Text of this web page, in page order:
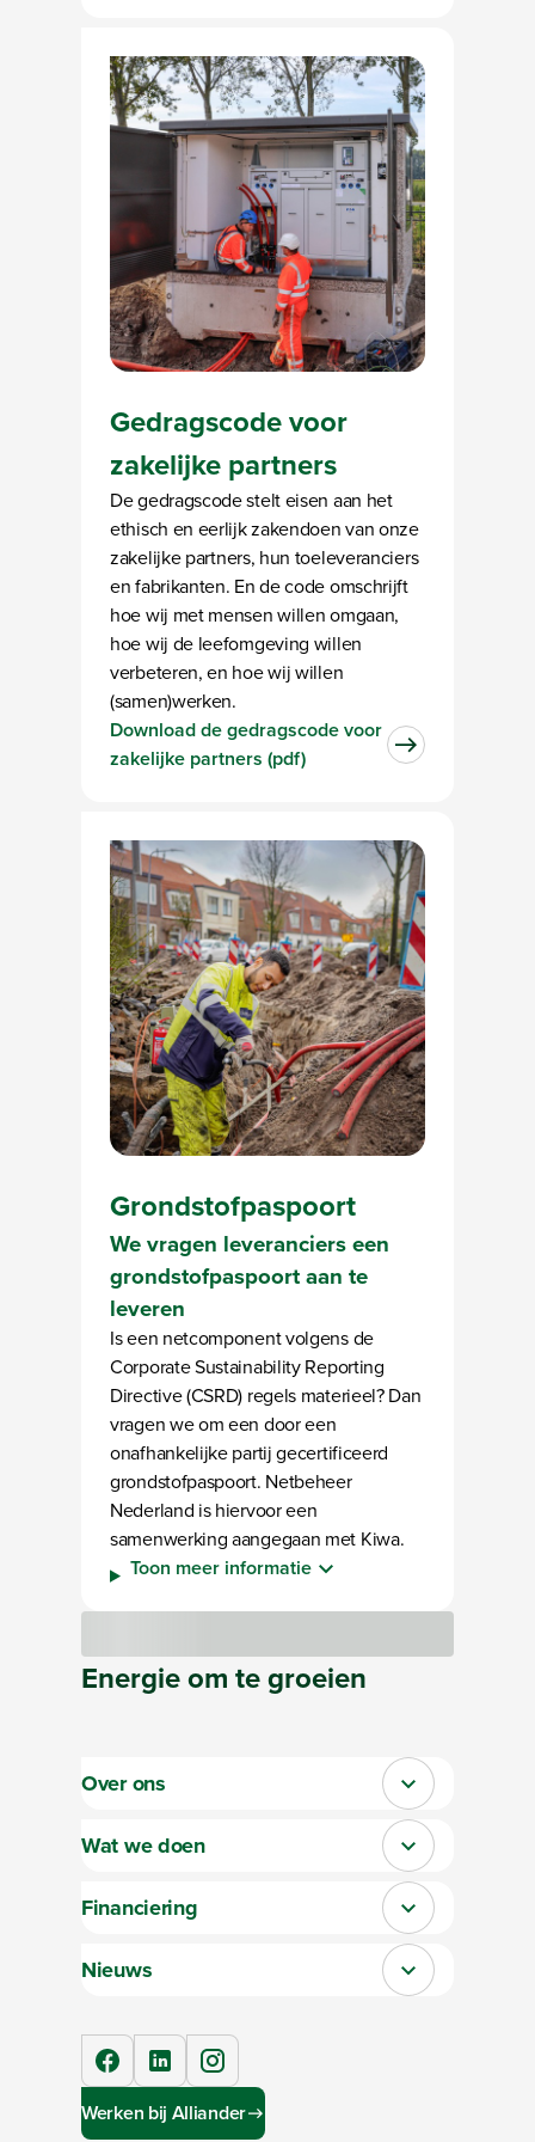
Gedragscode voor
zakelijke partners
De gedragscode stelt eisen aan het
ethisch en eerlijk zakendoen van onze
zakelijke partners, hun toeleveranciers
en fabrikanten. En de code omschrijft
hoe wij met mensen willen omgaan,
hoe wij de leefomgeving willen
verbeteren, en hoe wij willen
(samen)werken.
Download de gedragscode voor
zakelijke partners (pdf)
Grondstofpaspoort
We vragen leveranciers een
grondstofpaspoort aan te
leveren
Is een netcomponent volgens de
Corporate Sustainability Reporting
Directive (CSRD) regels materieel? Dan
vragen we om een door een
onafhankelijke partij gecertificeerd
grondstofpaspoort. Netbeheer
Nederland is hiervoor een
samenwerking aangegaan met Kiwa.
Toon meer informatie
Energieom tegroeien
Over ons Sluit section-0
Wat we doen Sluit section-1
Financiering Sluit section-2
Nieuws Sluit section-3
facebooklinkedIninstagram
Werken bij Alliander